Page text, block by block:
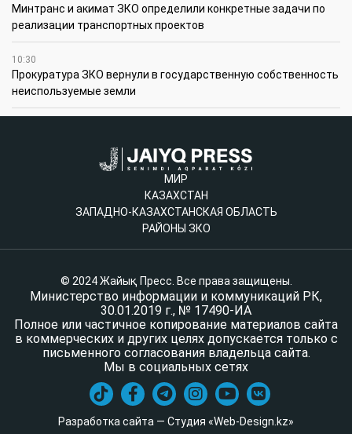
Минтранс и акимат ЗКО определили конкретные задачи по
реализации транспортных проектов
10:30
Прокуратура ЗКО вернули в государственную собственность
неиспользуемые земли
МИР
КАЗАХСТАН
ЗАПАДНО-КАЗАХСТАНСКАЯ ОБЛАСТЬ
РАЙОНЫ ЗКО
© 2024 Жайық Пресс. Все права защищены.
Министерство информации и коммуникаций РК,
30.01.2019 г., № 17490-ИА
Полное или частичное копирование материалов сайта
в коммерческих и других целях допускается только с
письменного согласования владельца сайта.
Мы в социальных сетях
Разработка сайта — Студия «Web-Design.kz»